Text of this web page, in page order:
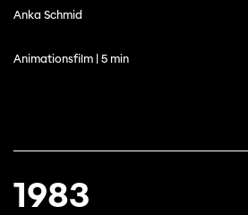
Anka Schmid
Animationsfilm | 5 min
1983